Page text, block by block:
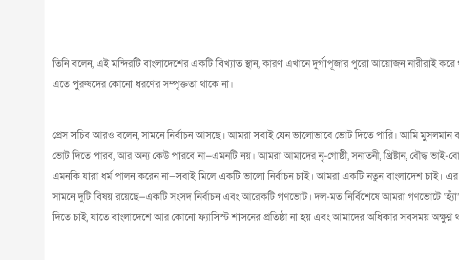
তিনি বলেন, এই মন্দিরটি বাংলাদেশের একটি বিখ্যাত স্থান, কারণ এখানে দুর্গাপূজার পুরো আয়োজন নারীরাই করে
এতে পুরুষদের কোনো ধরণের সম্পৃক্ততা থাকে না।
প্রেস সচিব আরও বলেন, সামনে নির্বাচন আসছে। আমরা সবাই যেন ভালোভাবে ভোট দিতে পারি। আমি মুসলমান
ভোট দিতে পারব, আর অন্য কেউ পারবে না—এমনটি নয়। আমরা আমাদের নৃ-গোষ্ঠী, সনাতনী, খ্রিষ্টান, বৌদ্ধ ভাই-
এমনকি যারা ধর্ম পালন করেন না—সবাই মিলে একটি ভালো নির্বাচন চাই। আমরা একটি নতুন বাংলাদেশ চাই।
সামনে দুটি বিষয় রয়েছে—একটি সংসদ নির্বাচন এবং আরেকটি গণভোট। দল-মত নির্বিশেষে আমরা গণভোটে
দিতে চাই, যাতে বাংলাদেশে আর কোনো ফ্যাসিস্ট শাসনের প্রতিষ্ঠা না হয় এবং আমাদের অধিকার সবসময় অক্ষুণ্ন